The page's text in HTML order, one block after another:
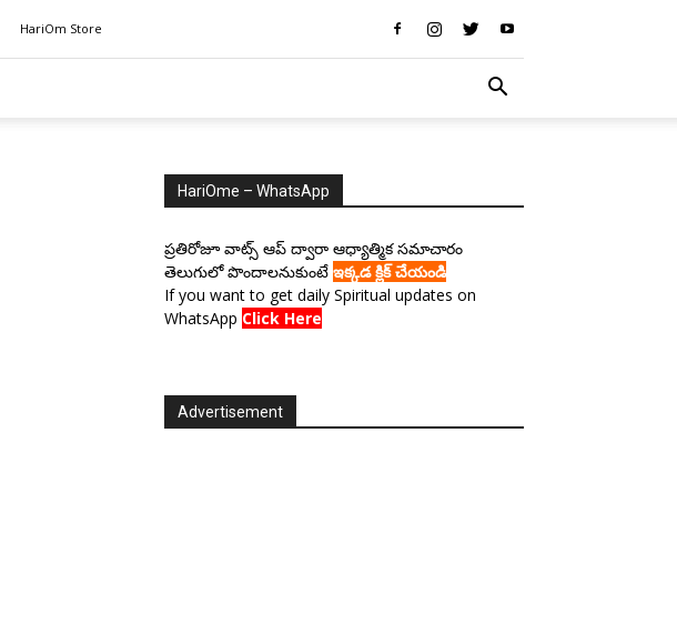
HariOm Store
HariOme – WhatsApp
ప్రతిరోజూ వాట్స్ ఆప్ ద్వారా ఆధ్యాత్మిక సమాచారం
తెలుగులో పొందాలనుకుంటే ఇక్కడ క్లిక్ చేయండి
If you want to get daily Spiritual updates on
WhatsApp Click Here
Advertisement